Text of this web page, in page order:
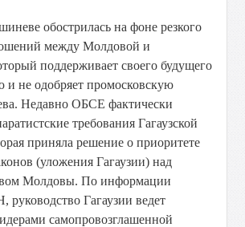
обострилась на фоне резкого
между Молдовой и
поддерживает своего будущего
не одобряет промосковскую
Недавно ОБСЕ фактически
требования Гагаузской
приняла решение о приоритете
(уложения Гагаузии) над
Молдовы. По информации
Гагаузии ведет
самопровозглашенной